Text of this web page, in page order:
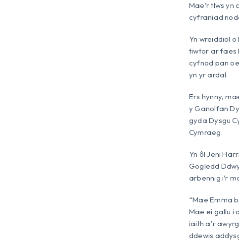
Mae’r tlws
cyfraniad
Yn wreiddiol
tiwtor ar faes
cyfnod pan
yn yr ardal.
Ers hynny,
y Ganolfan
gyda Dysgu
Cymraeg.
Yn ôl Jeni
Gogledd
arbennig i’r
“Mae Emma
Mae ei gallu i
iaith a'r
ddewis